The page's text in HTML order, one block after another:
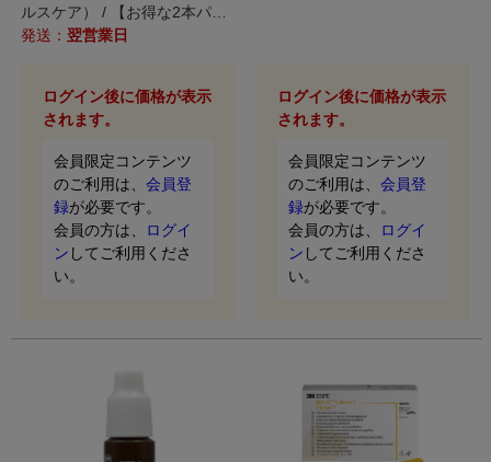
ルスケア） / 【お得な2本パッ
ク！】シンプルな術式であらゆ
発送： 翌営業日
ログイン後に価格が表示
されます。
会員限定コンテンツ
のご利用は、 会員登
録が必要です。
会員の方は、
ログイ
ン してご利用くださ
い。
ログイン後に価格が表示
されます。
会員限定コンテンツ
のご利用は、 会員登
録が必要です。
会員の方は、
ログイ
ン してご利用くださ
い。